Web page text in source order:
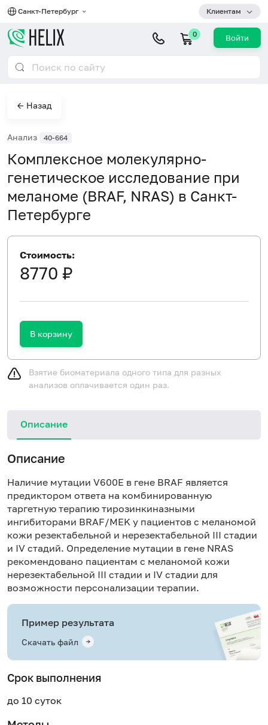
Санкт-Петербург Клиентам
0 Войти
← Назад
Анализ 40-664
Комплексное молекулярно-
генетическое исследование при
меланоме (BRAF, NRAS) в Санкт-
Петербурге
Стоимость:
8770 ₽
В корзину
Взятие биоматериала одного типа для разных
анализов оплачивается один раз.
Описание
Описание
Наличие мутации V600E в гене BRAF является
предиктором ответа на комбинированную
таргетную терапию тирозинкиназными
ингибиторами BRAF/MEK у пациентов с меланомой
кожи резектабельной и нерезектабельной III стадии
и IV стадий. Определение мутации в гене NRAS
рекомендовано пациентам с меланомой кожи
нерезектабельной III стадии и IV стадии для
возможности персонализации терапии.
Пример результата
Скачать файл
Срок выполнения
до 10 суток